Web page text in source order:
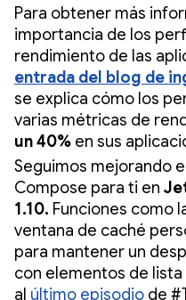
Para obtener más
importancia de los
rendimiento de las
entrada del blog de
se explica cómo los
varias métricas de
un 40% en sus
Seguimos mejorando
Compose para ti en
1.10. Funciones como
ventana de caché
para mantener un
con elementos de
al último episodio de